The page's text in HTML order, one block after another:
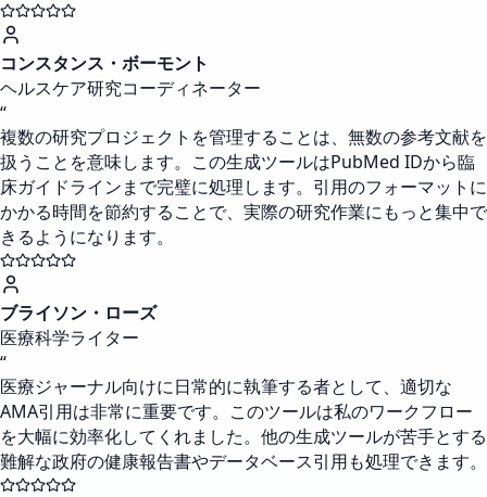
コンスタンス・ボーモント
ヘルスケア研究コーディネーター
“
複数の研究プロジェクトを管理することは、無数の参考文献を
扱うことを意味します。この生成ツールはPubMed IDから臨
床ガイドラインまで完璧に処理します。引用のフォーマットに
かかる時間を節約することで、実際の研究作業にもっと集中で
きるようになります。
ブライソン・ローズ
医療科学ライター
“
医療ジャーナル向けに日常的に執筆する者として、適切な
AMA引用は非常に重要です。このツールは私のワークフロー
を大幅に効率化してくれました。他の生成ツールが苦手とする
難解な政府の健康報告書やデータベース引用も処理できます。